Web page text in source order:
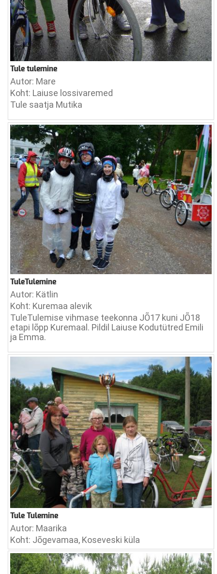
Tule tulemine
Autor: Mare
Koht: Laiuse lossivaremed
Tule saatja Mutika
TuleTulemine
Autor: Kätlin
Koht: Kuremaa alevik
TuleTulemise vihmase teekonna JÕ17 kuni JÕ18
etapi lõpp Kuremaal. Pildil Laiuse Kodutütred Emili
ja Emma.
Tule Tulemine
Autor: Maarika
Koht: Jõgevamaa, Koseveski küla